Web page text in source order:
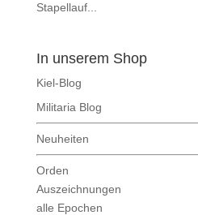
Stapellauf...
In unserem Shop
Kiel-Blog
Militaria Blog
Neuheiten
Orden
Auszeichnungen
alle Epochen